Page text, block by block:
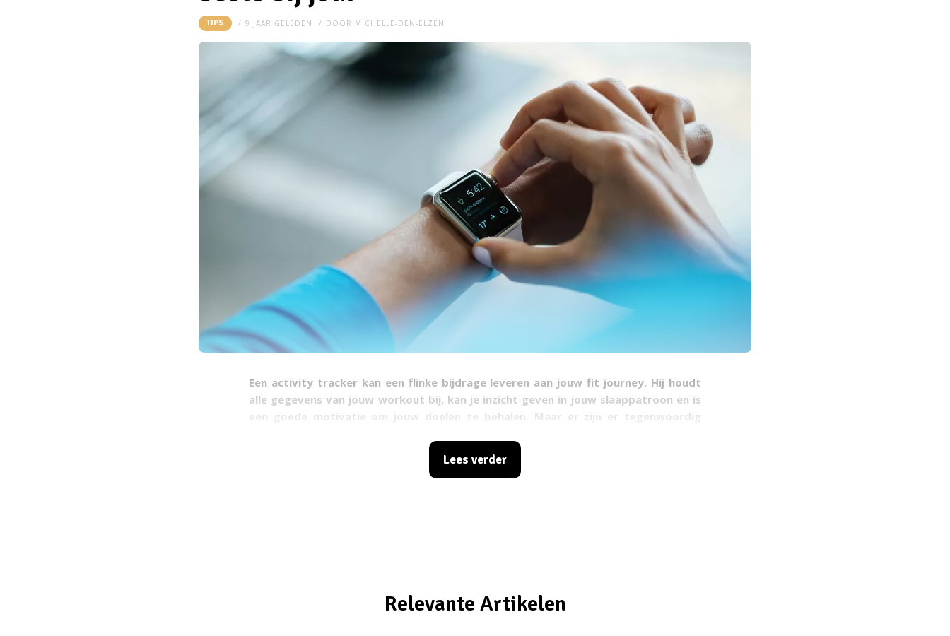
TIPS 9 JAAR GELEDEN DOOR MICHELLE-DEN-ELZEN
Een activity tracker kan een flinke bijdrage leveren aan jouw fit journey. Hij houdt
alle gegevens van jouw workout bij, kan je inzicht geven in jouw slaappatroon en is
een goede motivatie om jouw doelen te behalen. Maar er zijn er tegenwoordig
overzicht met enkele modellen gemaakt, inclusief alle specificaties en voordelen!
Hopelijk weet je zo beter welk type het beste bij jouw verwachtingen en doelen
Lees verder
Relevante Artikelen